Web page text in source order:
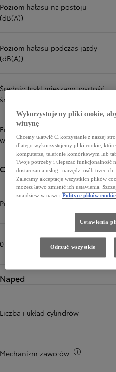
Poziom hałasu na postoju
(dB(A))
Poziom hałasu podczas jazdy
(dB(A))
Średnio (cykl mieszany, wartość
średnia) (l/100 km)
Emisja CO₂ (cykl mieszany,
wartość średnia) (g/km)
Osiągi
Prędkość maksymalna (km/h)
0-100 km/h (sek)
Napęd
Liczba i układ cylindrów
Mechanizm zaworów
Wykorzystujemy pliki cookie,
witrynę
Chcemy ułatwić Ci korzystanie z naszej
dlatego wykorzystujemy pliki cookie, które
komputerze, telefonie komórkowym lub
Twoje potrzeby i ulepszać funkcjonalność
dostarczania usług i narzędzi osób
Zalecamy akceptację wszystkich plików
możesz łatwo zmienić ich ustawienia.
znajdziesz w naszej Polityce plików
Ustawienia
Odrzuć wszystkie